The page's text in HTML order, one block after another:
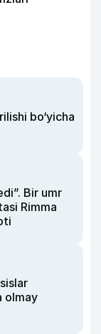
bo‘yicha
Bir umr
Rimma
olmay